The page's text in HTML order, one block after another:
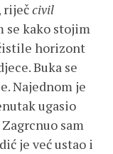
riječcivil
se kako stojim
horizont
Buka se
Najednom je
ugasio
sam
je već ustao i